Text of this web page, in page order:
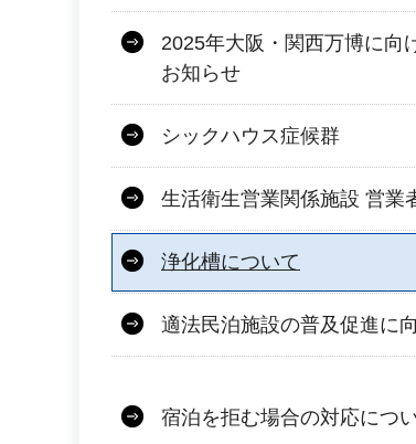
2025年大阪・関西万博に向
お知らせ
シックハウス症候群
生活衛生営業関係施設 営業
浄化槽について
適法民泊施設の普及促進に
宿泊を拒む場合の対応につ